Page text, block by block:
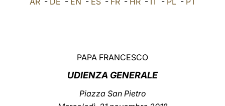
PAPA FRANCESCO
UDIENZA GENERALE
Piazza San Pietro